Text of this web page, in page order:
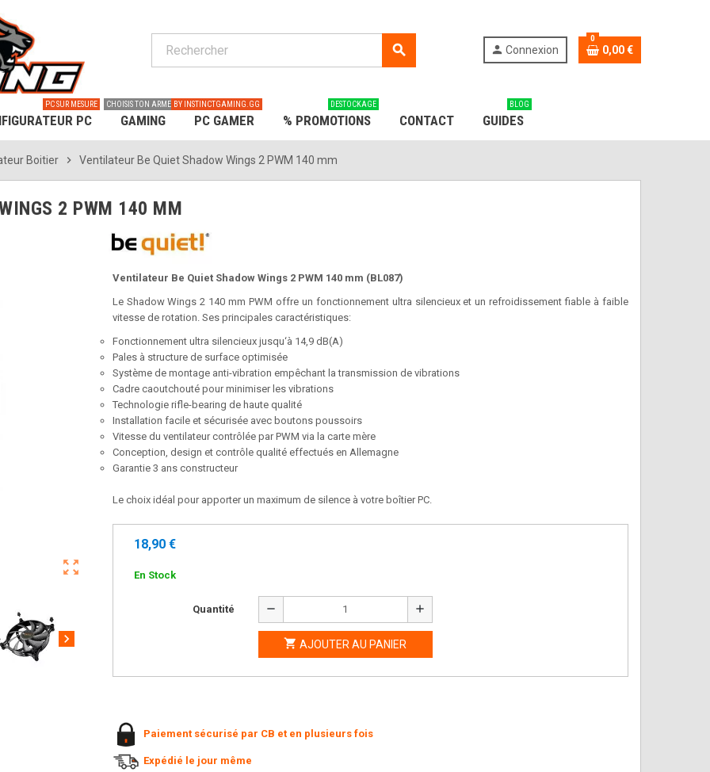
search person Connexion
0
0,00 €
PC
PC SUR MESURE
GAMING
CHOISIS TON ARME
PC GAMER
BY INSTINCTGAMING.GG
% PROMOTIONS
DESTOCKAGE
CONTACT GUIDES
BLOG
Boitier chevron_right Ventilateur Be Quiet Shadow Wings 2 PWM 140 mm
2 PWM 140 MM
zoom_out_map
chevron_right
Ventilateur Be Quiet Shadow Wings 2 PWM 140 mm (BL087)
Le Shadow Wings 2 140 mm PWM offre un fonctionnement ultra silencieux et un refroidissement fiable à faible
vitesse de rotation. Ses principales caractéristiques:
Fonctionnement ultra silencieux jusqu‘à 14,9 dB(A)
Pales à structure de surface optimisée
Système de montage anti-vibration empêchant la transmission de vibrations
Cadre caoutchouté pour minimiser les vibrations
Technologie rifle-bearing de haute qualité
Installation facile et sécurisée avec boutons poussoirs
Vitesse du ventilateur contrôlée par PWM via la carte mère
Conception, design et contrôle qualité effectués en Allemagne
Garantie 3 ans constructeur
Le choix idéal pour apporter un maximum de silence à votre boîtier PC.
18,90 €
En Stock
Quantité remove add
 AJOUTER AU PANIER
Paiement sécurisé par CB et en plusieurs fois
Expédié le jour même